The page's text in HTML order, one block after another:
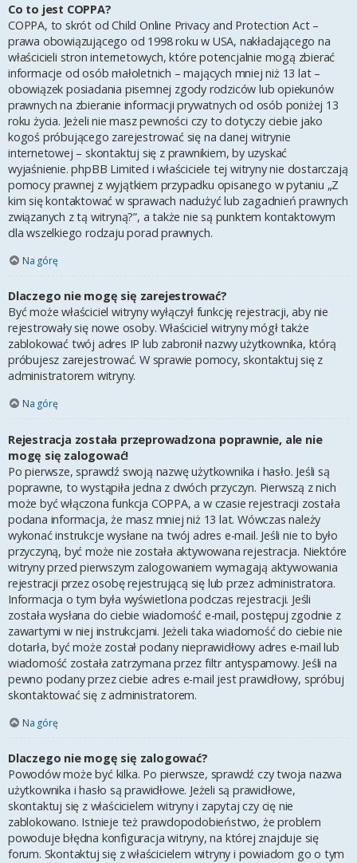
Co to jest COPPA?
COPPA, to skrót od Child Online Privacy and Protection Act –
prawa obowiązującego od 1998 roku w USA, nakładającego na
właścicieli stron internetowych, które potencjalnie mogą zbierać
informacje od osób małoletnich – mających mniej niż 13 lat –
obowiązek posiadania pisemnej zgody rodziców lub opiekunów
prawnych na zbieranie informacji prywatnych od osób poniżej 13
roku życia. Jeżeli nie masz pewności czy to dotyczy ciebie jako
kogoś próbującego zarejestrować się na danej witrynie
internetowej – skontaktuj się z prawnikiem, by uzyskać
wyjaśnienie. phpBB Limited i właściciele tej witryny nie dostarczają
pomocy prawnej z wyjątkiem przypadku opisanego w pytaniu „Z
kim się kontaktować w sprawach nadużyć lub zagadnień prawnych
związanych z tą witryną?”, a także nie są punktem kontaktowym
dla wszelkiego rodzaju porad prawnych.
Na górę
Dlaczego nie mogę się zarejestrować?
Być może właściciel witryny wyłączył funkcję rejestracji, aby nie
rejestrowały się nowe osoby. Właściciel witryny mógł także
zablokować twój adres IP lub zabronił nazwy użytkownika, którą
próbujesz zarejestrować. W sprawie pomocy, skontaktuj się z
administratorem witryny.
Na górę
Rejestracja została przeprowadzona poprawnie, ale nie
mogę się zalogować!
Po pierwsze, sprawdź swoją nazwę użytkownika i hasło. Jeśli są
poprawne, to wystąpiła jedna z dwóch przyczyn. Pierwszą z nich
może być włączona funkcja COPPA, a w czasie rejestracji została
podana informacja, że masz mniej niż 13 lat. Wówczas należy
wykonać instrukcje wysłane na twój adres e-mail. Jeśli nie to było
przyczyną, być może nie została aktywowana rejestracja. Niektóre
witryny przed pierwszym zalogowaniem wymagają aktywowania
rejestracji przez osobę rejestrującą się lub przez administratora.
Informacja o tym była wyświetlona podczas rejestracji. Jeśli
została wysłana do ciebie wiadomość e-mail, postępuj zgodnie z
zawartymi w niej instrukcjami. Jeżeli taka wiadomość do ciebie nie
dotarła, być może został podany nieprawidłowy adres e-mail lub
wiadomość została zatrzymana przez filtr antyspamowy. Jeśli na
pewno podany przez ciebie adres e-mail jest prawidłowy, spróbuj
skontaktować się z administratorem.
Na górę
Dlaczego nie mogę się zalogować?
Powodów może być kilka. Po pierwsze, sprawdź czy twoja nazwa
użytkownika i hasło są prawidłowe. Jeżeli są prawidłowe,
skontaktuj się z właścicielem witryny i zapytaj czy cię nie
zablokowano. Istnieje też prawdopodobieństwo, że problem
powoduje błędna konfiguracja witryny, na której znajduje się
forum. Skontaktuj się z właścicielem witryny i powiadom go o tym